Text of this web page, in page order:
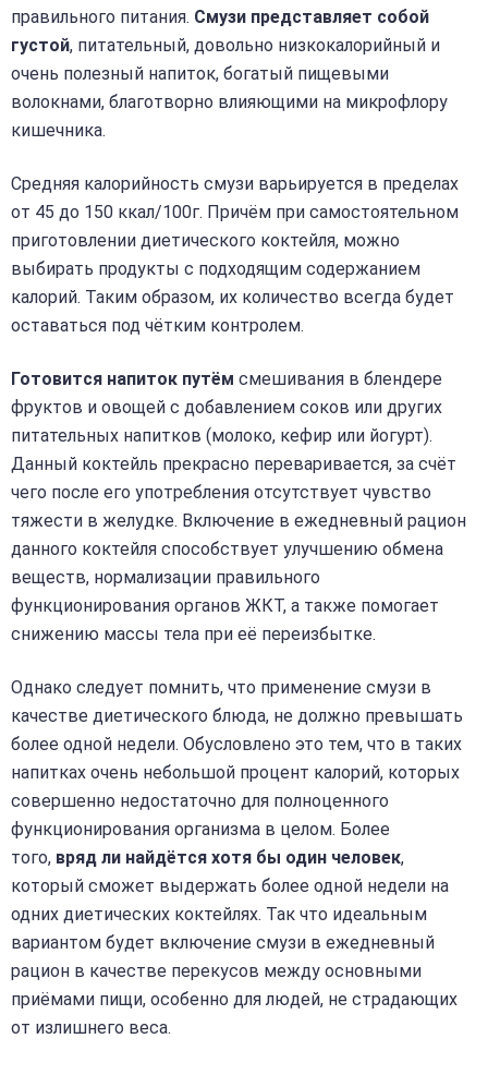
правильного питания. Смузи представляет собой
густой, питательный, довольно низкокалорийный и
очень полезный напиток, богатый пищевыми
волокнами, благотворно влияющими на микрофлору
кишечника.
Средняя калорийность смузи варьируется в пределах
от 45 до 150 ккал/100г. Причём при самостоятельном
приготовлении диетического коктейля, можно
выбирать продукты с подходящим содержанием
калорий. Таким образом, их количество всегда будет
оставаться под чётким контролем.
Готовится напиток путём смешивания в блендере
фруктов и овощей с добавлением соков или других
питательных напитков (молоко, кефир или йогурт).
Данный коктейль прекрасно переваривается, за счёт
чего после его употребления отсутствует чувство
тяжести в желудке. Включение в ежедневный рацион
данного коктейля способствует улучшению обмена
веществ, нормализации правильного
функционирования органов ЖКТ, а также помогает
снижению массы тела при её переизбытке.
Однако следует помнить, что применение смузи в
качестве диетического блюда, не должно превышать
более одной недели. Обусловлено это тем, что в таких
напитках очень небольшой процент калорий, которых
совершенно недостаточно для полноценного
функционирования организма в целом. Более
того, вряд ли найдётся хотя бы один человек,
который сможет выдержать более одной недели на
одних диетических коктейлях. Так что идеальным
вариантом будет включение смузи в ежедневный
рацион в качестве перекусов между основными
приёмами пищи, особенно для людей, не страдающих
от излишнего веса.